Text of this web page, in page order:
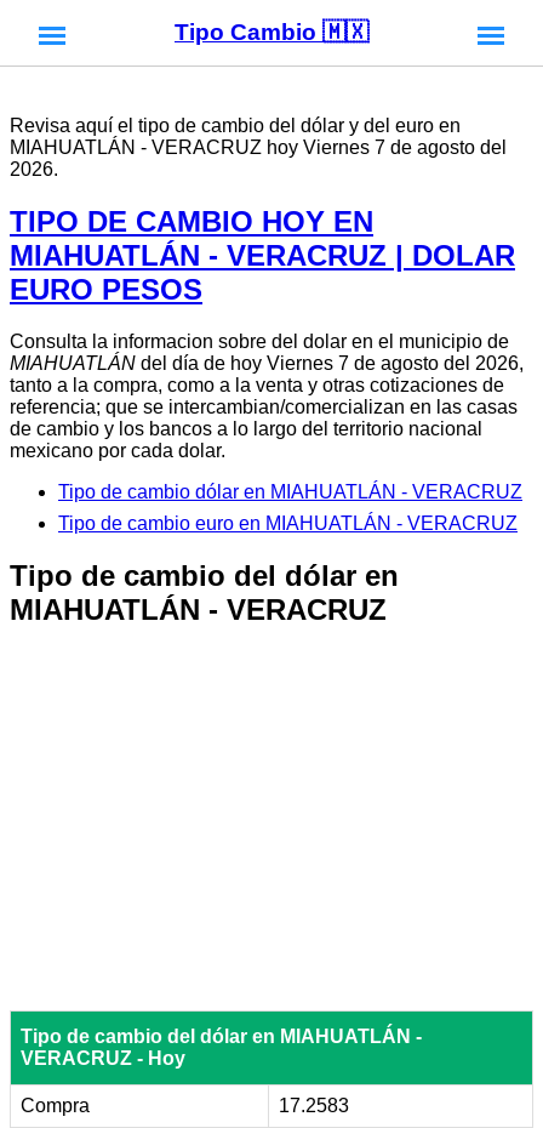
Tipo Cambio 🇲🇽
Revisa aquí el tipo de cambio del dólar y del euro en
MIAHUATLÁN - VERACRUZ hoy Viernes 7 de agosto del
2026.
TIPO DE CAMBIO HOY EN
MIAHUATLÁN - VERACRUZ | DOLAR
EURO PESOS
Consulta la informacion sobre del dolar en el municipio de
MIAHUATLÁN del día de hoy Viernes 7 de agosto del 2026,
tanto a la compra, como a la venta y otras cotizaciones de
referencia; que se intercambian/comercializan en las casas
de cambio y los bancos a lo largo del territorio nacional
mexicano por cada dolar.
Tipo de cambio dólar en MIAHUATLÁN - VERACRUZ
Tipo de cambio euro en MIAHUATLÁN - VERACRUZ
Tipo de cambio del dólar en
MIAHUATLÁN - VERACRUZ
Tipo de cambio del dólar en MIAHUATLÁN -
VERACRUZ - Hoy
Compra 17.2583